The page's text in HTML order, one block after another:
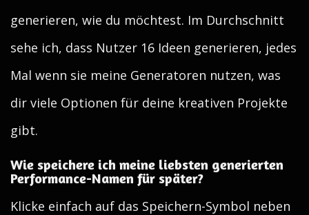
generieren, wie du möchtest. Im Durchschnitt
sehe ich, dass Nutzer 16 Ideen generieren, jedes
Mal wenn sie meine Generatoren nutzen, was
dir viele Optionen für deine kreativen Projekte
gibt.
Wie speichere ich meine liebsten generierten
Performance-Namen für später?
Klicke einfach auf das Speichern-Symbol neben